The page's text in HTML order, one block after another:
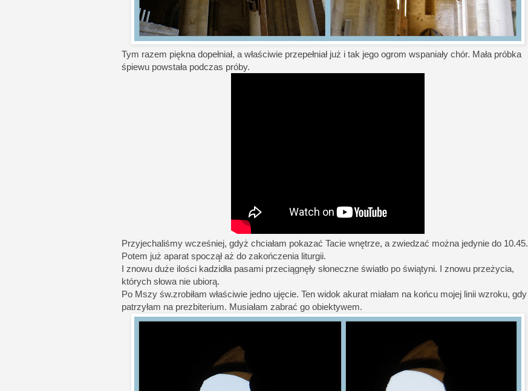
Tym razem piękna dopełniał, a właściwie przepełniał już i tak jego ogrom wspaniały chór. Mała próbka
śpiewu powstała podczas próby.
Przyjechaliśmy wcześniej, gdyż chciałam pokazać Tacie wnętrze, a zwiedzać można jedynie do 10.45.
Potem już aparat spoczął aż do zakończenia liturgii.
I znowu duże ilości kadzidła pasami przeciągnęły słoneczne światło po świątyni. I znowu przeżycia,
których słowa nie ubiorą.
Po Mszy św.zrobiłam właściwie jedno ujęcie. Ten widok akurat miałam na końcu mojej linii wzroku, gdy
patrzyłam na prezbiterium. Musiałam zabrać go obiektywem.